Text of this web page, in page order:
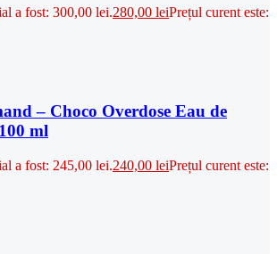
a fost: 300,00 lei.280,00 leiPrețul curent este:
– Choco Overdose Eau de
ml
a fost: 245,00 lei.240,00 leiPrețul curent este: